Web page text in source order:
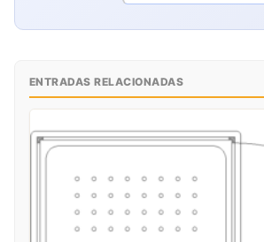
ENTRADAS RELACIONADAS